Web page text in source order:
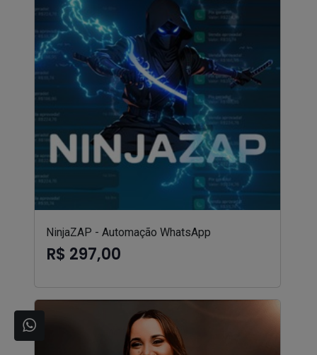
NinjaZAP - Automação WhatsApp
R$ 297,00